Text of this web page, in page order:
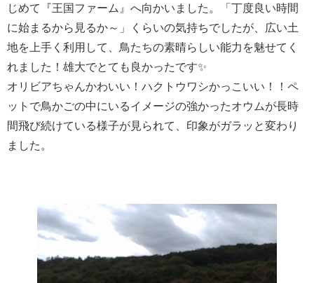
じめて『王国ファーム』へ向かいました。「丁度良い時間
に始まるから見るか～」くらいの気持ちでしたが、広い土
地を上手く利用して、鳥たちの素晴らしい能力を魅せてく
れました！雄大でとても良かったです✨
オリビアちゃんかわいい！ハクトウワシかっこいい！！ペ
ットで鳥かごの中にいるイメージの強かったオウムが長時
間飛び続けている様子が見られて、印象がガラッと変わり
ました。